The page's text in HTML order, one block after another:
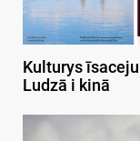
Kulturys
Ludzā i kinā